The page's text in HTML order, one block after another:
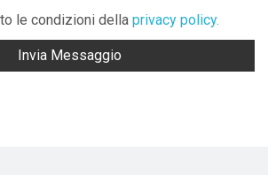
le condizioni della privacy policy.
Invia Messaggio